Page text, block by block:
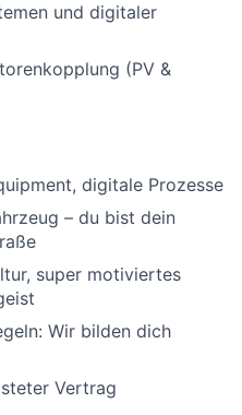
und digitaler
(PV &
digitale Prozesse
– du bist dein
super motiviertes
Wir bilden dich
Vertrag